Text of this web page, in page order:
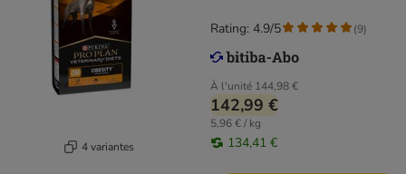
4 variantes
À l'unité 144,98 €
142,99 €
5,96 € / kg
134,41 €
Rating: 4.9/5 (9)